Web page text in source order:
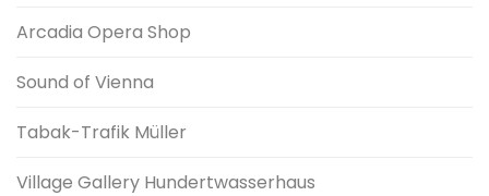
Arcadia Opera Shop
Sound of Vienna
Tabak-Trafik Müller
Village Gallery Hundertwasserhaus